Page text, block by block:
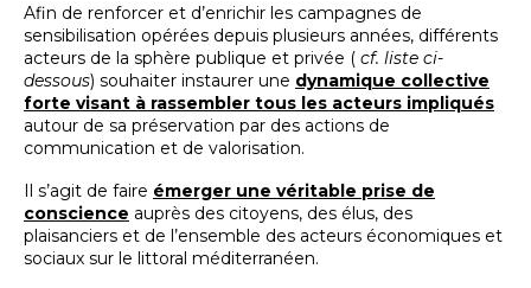
Afin de renforcer et d’enrichir les campagnes de
sensibilisation opérées depuis plusieurs années, différents
acteurs de la sphère publique et privée ( cf. liste ci-
dessous) souhaiter instaurer une dynamique collective
forte visant à rassembler tous les acteurs impliqués
autour de sa préservation par des actions de
communication et de valorisation.
Il s’agit de faire émerger une véritable prise de
conscience auprès des citoyens, des élus, des
plaisanciers et de l’ensemble des acteurs économiques et
sociaux sur le littoral méditerranéen.